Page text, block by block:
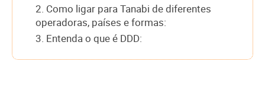
2. Como ligar para Tanabi de diferentes
operadoras, países e formas:
3. Entenda o que é DDD: